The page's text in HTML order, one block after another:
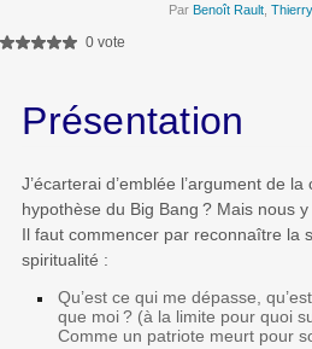
Par Benoît Rault,
0 vote
Présentation
J’écarterai d’emblée l’argument de
hypothèse du Big Bang ? Mais nous
Il faut commencer par reconnaître la
spiritualité :
Qu’est ce qui me dépasse,
que moi ? (à la limite pour quoi
Comme un patriote meurt pour